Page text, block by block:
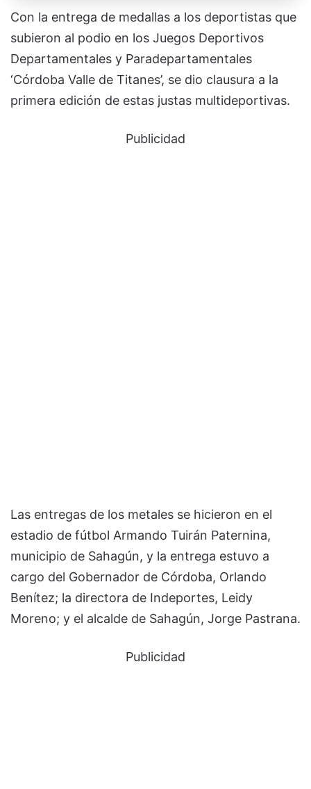
Con la entrega de medallas a los deportistas que
subieron al podio en los Juegos Deportivos
Departamentales y Paradepartamentales
‘Córdoba Valle de Titanes’, se dio clausura a la
primera edición de estas justas multideportivas.
Publicidad
Las entregas de los metales se hicieron en el
estadio de fútbol Armando Tuirán Paternina,
municipio de Sahagún, y la entrega estuvo a
cargo del Gobernador de Córdoba, Orlando
Benítez; la directora de Indeportes, Leidy
Moreno; y el alcalde de Sahagún, Jorge Pastrana.
Publicidad